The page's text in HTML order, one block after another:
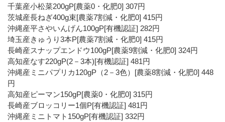
千葉産小松菜200gP[農薬0・化肥0] 307円
茨城産長ねぎ400g束[農薬7割減・化肥0] 415円
沖縄産平さやいんげん100gP[有機認証] 282円
埼玉産きゅうり3本P[農薬7割減・化肥0] 415円
長崎産スナップエンドウ100gP[農薬9割減・化肥0] 324円
高知産なす220gP(2－3本)[有機認証] 481円
沖縄産ミニパプリカ120gP（2－3色）[農薬8割減・化肥0] 448
円
高知産ピーマン150gP[農薬0・化肥0] 315円
長崎産ブロッコリー1個P[有機認証] 481円
沖縄産ミニトマト150gP[有機認証] 332円